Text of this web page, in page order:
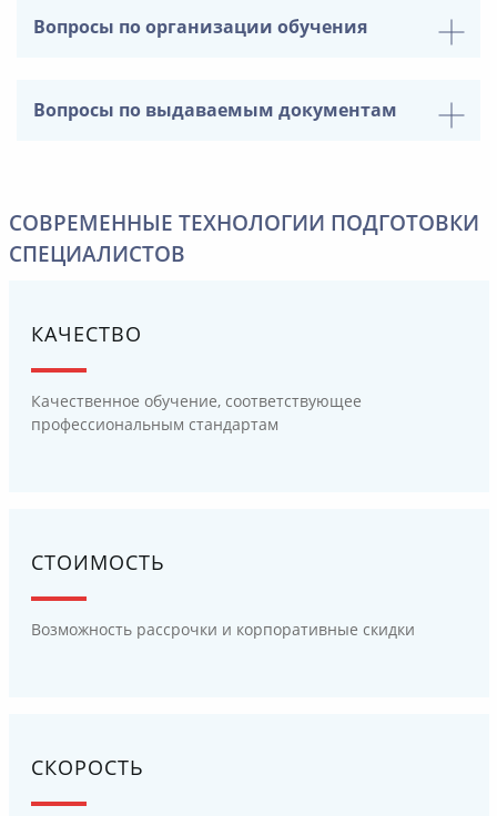
Вопросы по организации обучения
Вопросы по выдаваемым документам
СОВРЕМЕННЫЕ ТЕХНОЛОГИИ ПОДГОТОВКИ
СПЕЦИАЛИСТОВ
КАЧЕСТВО
Качественное обучение, соответствующее
профессиональным стандартам
СТОИМОСТЬ
Возможность рассрочки и корпоративные скидки
СКОРОСТЬ